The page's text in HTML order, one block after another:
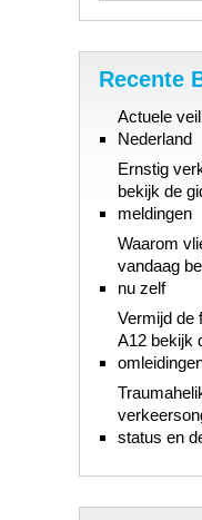
Recente
Actuele
Nederland
Ernstig
bekijk de
meldingen
Waarom
vandaag
nu zelf
Vermijd de
A12 bekijk
status en